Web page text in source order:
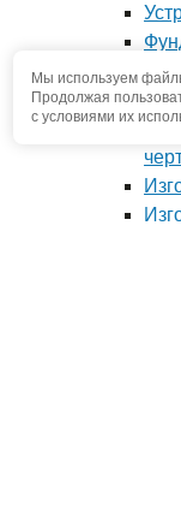
Мы используем
Продолжая
с условиями их